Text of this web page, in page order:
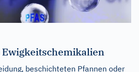
beschichteten Pfannen oder